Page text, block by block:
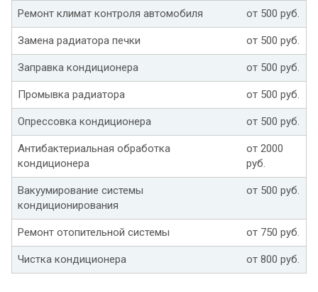
Ремонт климат контроля автомобиля от 500 руб.
Замена радиатора печки от 500 руб.
Заправка кондиционера от 500 руб.
Промывка радиатора от 500 руб.
Опрессовка кондиционера от 500 руб.
Антибактериальная обработка
кондиционера
от 2000
руб.
Вакуумирование системы
кондиционирования
от 500 руб.
Ремонт отопительной системы от 750 руб.
Чистка кондиционера от 800 руб.